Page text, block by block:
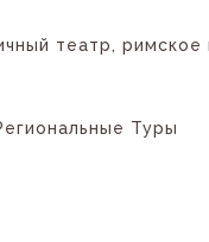
театр,
Туры